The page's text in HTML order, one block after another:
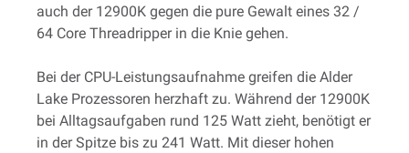
auch der 12900K gegen die pure Gewalt eines 32 /
64 Core Threadripper in die Knie gehen.
Bei der CPU-Leistungsaufnahme greifen die Alder
Lake Prozessoren herzhaft zu. Während der 12900K
bei Alltagsaufgaben rund 125 Watt zieht, benötigt er
in der Spitze bis zu 241 Watt. Mit dieser hohen